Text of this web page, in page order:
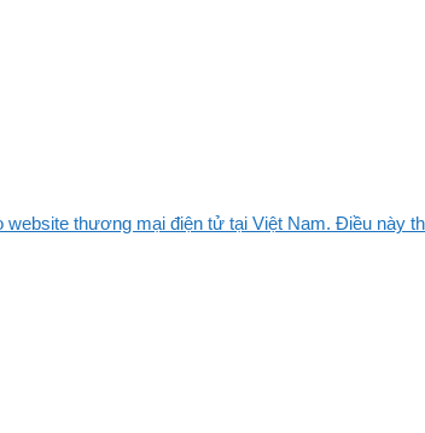
thương mại điện tử tại Việt Nam. Điều này